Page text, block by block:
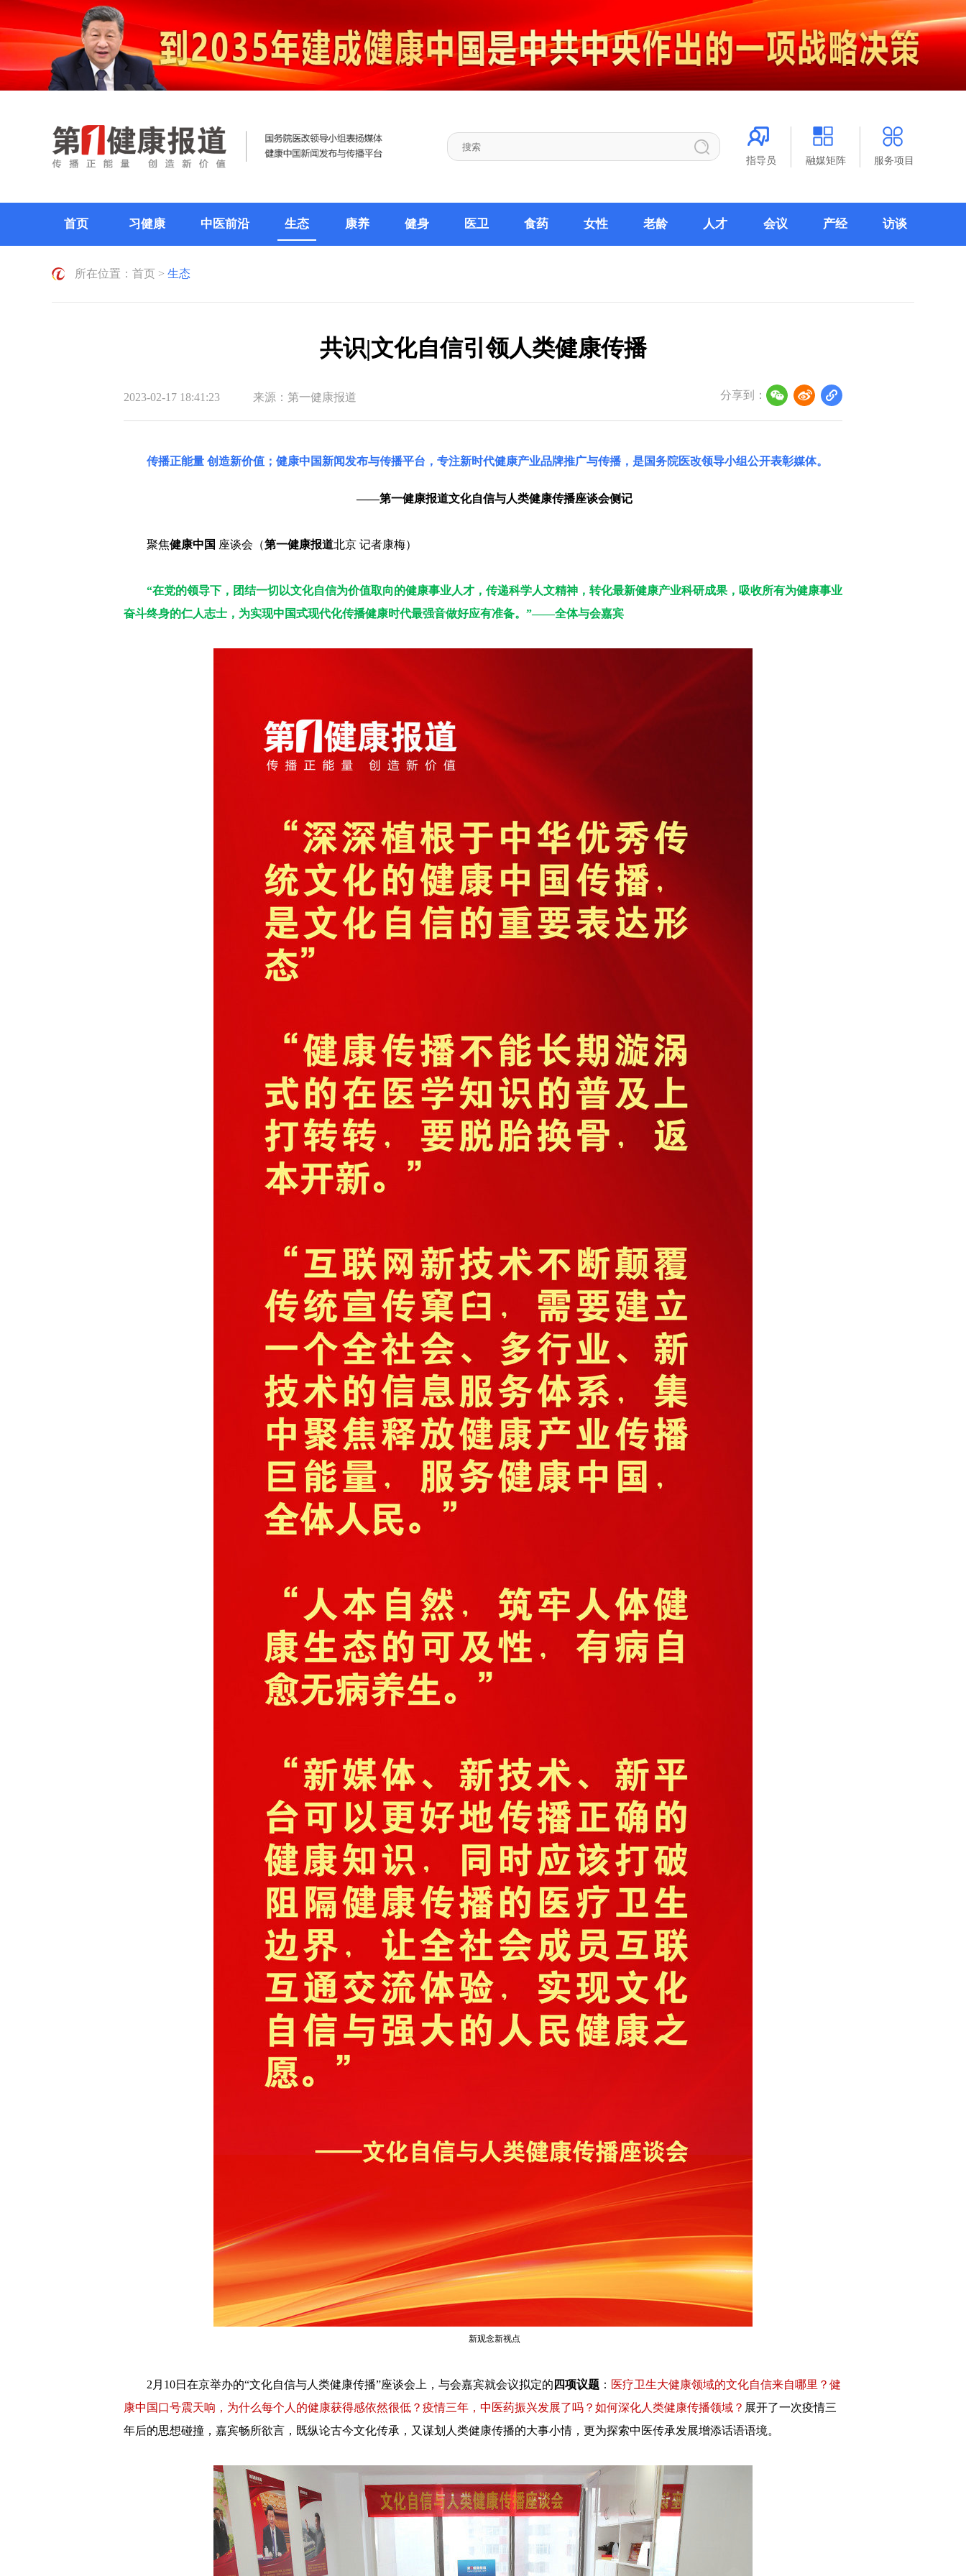
指导员 融媒矩阵 服务项目
首页 习健康 中医前沿 生态 康养 健身 医卫 食药 女性 老龄 人才 会议 产经 访谈
所在位置： 首页 > 生态
​共识|文化自信引领人类健康传播
2023-02-17 18:41:23 来源：第一健康报道 分享到：
传播正能量 创造新价值；健康中国新闻发布与传播平台，专注新时代健康产业品牌推广与传播，是国务院医改领导小组公开表彰媒体。
——第一健康报道文化自信与人类健康传播座谈会侧记
聚焦健康中国 座谈会（第一健康报道北京 记者康梅）
“在党的领导下，团结一切以文化自信为价值取向的健康事业人才，传递科学人文精神，转化最新健康产业科研成果，吸收所有为健康事业
奋斗终身的仁人志士，为实现中国式现代化传播健康时代最强音做好应有准备。”——全体与会嘉宾
新观念新视点
2月10日在京举办的“文化自信与人类健康传播”座谈会上，与会嘉宾就会议拟定的 四项议题 ： 医疗卫生大健康领域的文化自信来自哪里？健
康中国口号震天响，为什么每个人的健康获得感依然很低？疫情三年，中医药振兴发展了吗？如何深化人类健康传播领域？ 展开了一次疫情三
年后的思想碰撞，嘉宾畅所欲言，既纵论古今文化传承，又谋划人类健康传播的大事小情，更为探索中医传承发展增添话语语境。